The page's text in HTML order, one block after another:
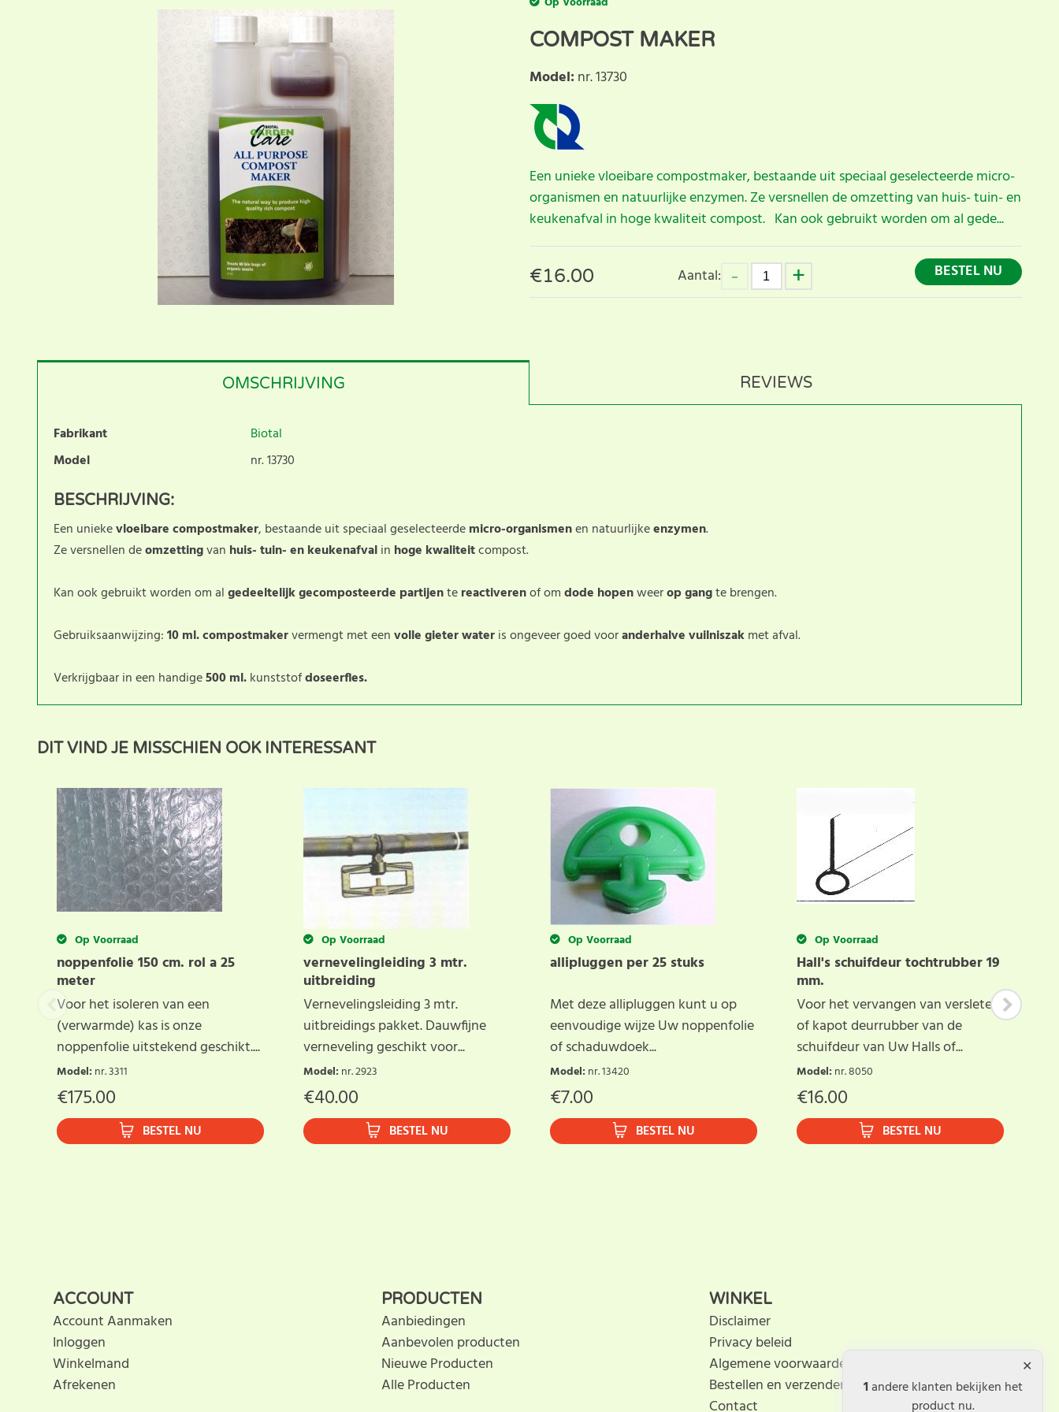
COMPOST MAKER
Model: nr. 13730
Een unieke vloeibare compostmaker, bestaande uit speciaal geselecteerde micro-
organismen en natuurlijke enzymen. Ze versnellen de omzetting van huis- tuin- en
keukenafval in hoge kwaliteit compost. Kan ook gebruikt worden om al gede...
€16.00 Aantal: BESTEL NU
OMSCHRIJVING REVIEWS
Fabrikant
Biotal
Model
nr. 13730
BESCHRIJVING:
Een uniekevloeibare compostmaker, bestaande uit speciaal geselecteerdemicro-organismenen natuurlijkeenzymen.
Ze versnellen deomzettingvan huis- tuin- en keukenafvalin hoge kwaliteitcompost.
Kan ook gebruikt worden om algedeeltelijk gecomposteerde partijentereactiverenof omdode hopenweerop gangte brengen.
Gebruiksaanwijzing:10 ml. compostmakervermengt met eenvolle gieter wateris ongeveer goed vooranderhalve vuilniszakmet afval.
Verkrijgbaar in een handige500 ml.kunststofdoseerfles.
Dit product heeft nog geen klantbeoordeling. U helpt anderen met hun keuze door uw ervaring te delen. Schrijf als eerste een
beoordeling voor dit product.
DIT VIND JE MISSCHIEN OOK INTERESSANT
Op Voorraad
noppenfolie 150 cm. rol a 25
meter
Voor het isoleren van een
(verwarmde) kas is onze
noppenfolie uitstekend geschikt....
Model: nr. 3311
€175.00
BESTEL NU
Op Voorraad
vernevelingleiding 3 mtr.
uitbreiding
Vernevelingsleiding 3 mtr.
uitbreidings pakket. Dauwfijne
verneveling geschikt voor...
Model: nr. 2923
€40.00
BESTEL NU
Op Voorraad
allipluggen per 25 stuks
Met deze allipluggen kunt u op
eenvoudige wijze Uw noppenfolie
of schaduwdoek...
Model: nr. 13420
€7.00
BESTEL NU
Op Voorraad
Hall's schuifdeur tochtrubber 19
mm.
Voor het vervangen van versleten
of kapot deurrubber van de
schuifdeur van Uw Halls of...
Model: nr. 8050
€16.00
BESTEL NU
1andere klanten bekijken het
product nu.
ACCOUNT
Account Aanmaken
Inloggen
Winkelmand
Afrekenen
PRODUCTEN
Aanbiedingen
Aanbevolen producten
Nieuwe Producten
Alle Producten
WINKEL
Disclaimer
Privacy beleid
Algemene voorwaarden
Bestellen en verzenden
Contact